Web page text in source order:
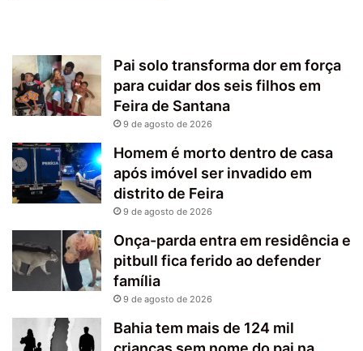
Pai solo transforma dor em força
para cuidar dos seis filhos em
Feira de Santana
9 de agosto de 2026
Homem é morto dentro de casa
após imóvel ser invadido em
distrito de Feira
9 de agosto de 2026
Onça-parda entra em residência e
pitbull fica ferido ao defender
família
9 de agosto de 2026
Bahia tem mais de 124 mil